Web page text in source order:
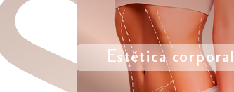
Estética corporal